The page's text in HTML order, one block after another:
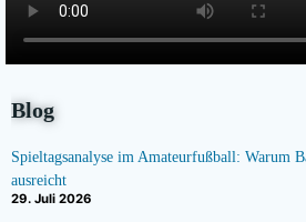
Blog
Spieltagsanalyse im Amateurfußball: Warum
ausreicht
29. Juli 2026